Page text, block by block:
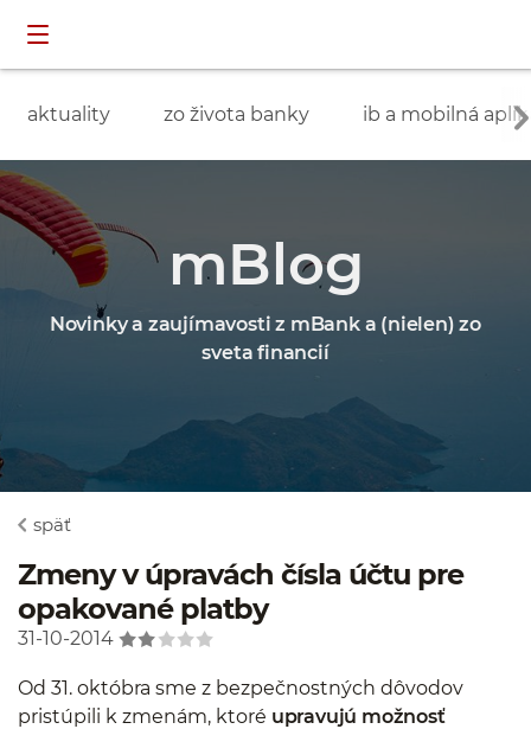
aktuality zo života banky ib a mobilná
mBlog
Novinky a zaujímavosti z mBank a (nielen) zo
sveta financií
späť
Zmeny v úpravách čísla účtu pre
opakované platby
31-10-2014
Od 31. októbra sme z bezpečnostných dôvodov
pristúpili k zmenám, ktoré upravujú možnosť